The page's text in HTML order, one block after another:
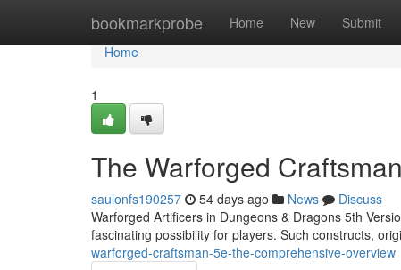
bookmarkprobe Home New Submit
Home
Home
1
The Warforged
saulonfs190257 54 days ago News
Discuss
Warforged Artificers in Dungeons & Dragons 5th
fascinating possibility for players. Such constructs,
warforged-craftsman-5e-the-comprehensive-overview